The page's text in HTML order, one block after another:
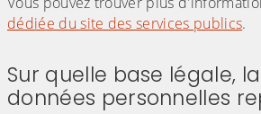
dédiée du site des services publics.
Sur quelle base légale,
données personnelles